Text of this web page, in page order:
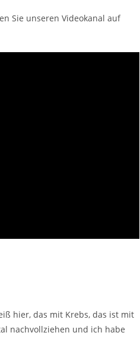
Sie unseren Videokanal auf
hier, das mit Krebs, das ist mit
nachvollziehen und ich habe